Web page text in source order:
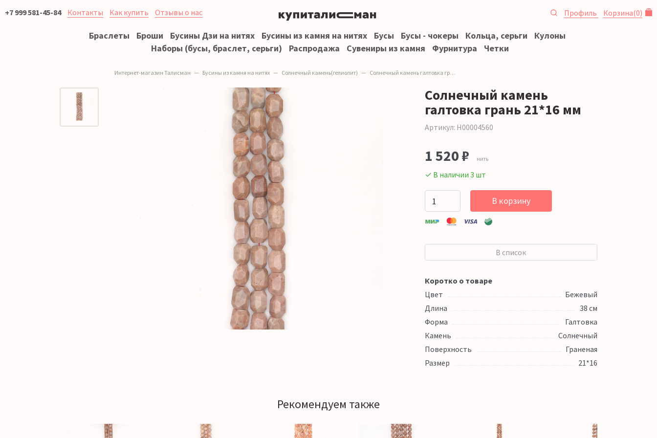
+7 999 581-45-84 Контакты Как купить Отзывы о нас Профиль Корзина(0)
Браслеты Броши Бусины Дзи на нитях Бусины из камня на нитях Бусы Бусы - чокеры Кольца, серьги
Кулоны
Наборы (бусы, браслет, серьги)
Распродажа Сувениры из камня Фурнитура Четки
Интернет-магазин Талисман Бусины из камня на нитях Солнечный камень(гелиолит) Солнечный камень галтовка грань 21*16 мм
Солнечный камень
галтовка грань 21*16 мм
Артикул: Н00004560
1 520 ₽ нить
✓ В наличии 3 шт
В корзину
В список
Коротко о товаре
Цвет
Бежевый
Длина
38 см
Форма
Галтовка
Камень
Солнечный
Поверхность
Граненая
Размер
21*16
Рекомендуем также